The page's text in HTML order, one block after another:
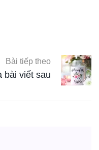
Bài tiếp theo
bài viết sau